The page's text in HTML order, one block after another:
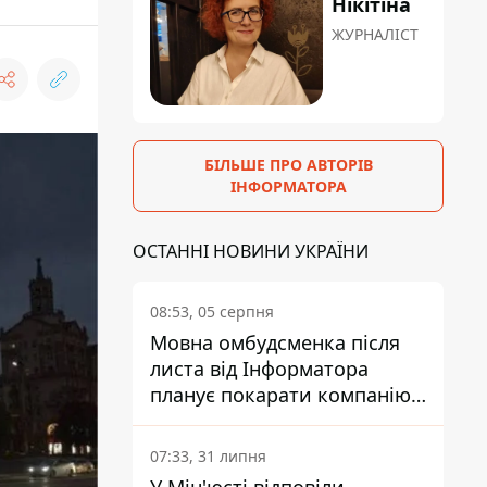
ЖУРНАЛІСТ
БІЛЬШЕ ПРО АВТОРІВ
ІНФОРМАТОРА
ОСТАННІ НОВИНИ УКРАЇНИ
08:53, 05 серпня
Мовна омбудсменка після
листа від Інформатора
планує покарати компанію-
підрядника ПриватБанку
07:33, 31 липня